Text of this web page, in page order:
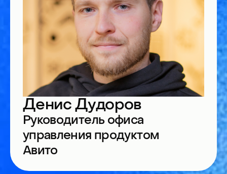
Денис Дудоров
Руководитель офиса
управления продуктом
Что будет
По мере роста компании роль
CPO неизбежно меняется: